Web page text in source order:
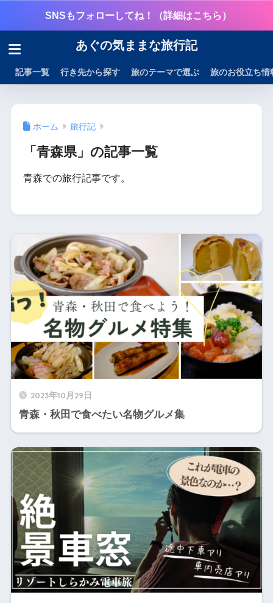
SNSもフォローしてね！（詳細はこちら）
あぐの気ままな旅行記
記事一覧 行き先から探す 旅のテーマで選ぶ 旅のお役立ち情
ホーム 旅行記
「青森県」の記事一覧
青森での旅行記事です。
2023年10月29日
青森・秋田で食べたい名物グルメ集